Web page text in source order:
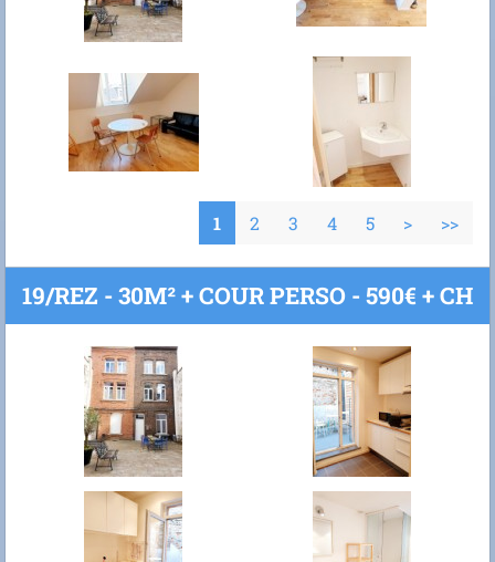
1 2 3 4 5 > >>
19/REZ - 30M² + COUR PERSO - 590€ + CH